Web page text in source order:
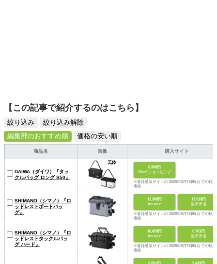
【この記事で紹介するのはこちら】
絞り込み
絞り込み解除
編集部のおすすめ順
価格の安い順
商品名 画像 購入サイト
DAIWA（ダイワ）『タッ
クルバッグ ロング S50』
8,360円
Yahoo!ショッピング
※各社通販サイトの 2026年6月5日時点 での税込
価格
SHIMANO（シマノ）『ロ
ッドレストボートバッ
グ』
12,300円
Amazon
13,013円
楽天市場
※各社通販サイトの 2026年6月5日時点 での税込
価格
SHIMANO（シマノ）『ロ
ッドレストタックルバッ
グ ハード』
10,653円
Amazon
8,701円
楽天市場
※各社通販サイトの 2026年6月5日時点 での税込
価格